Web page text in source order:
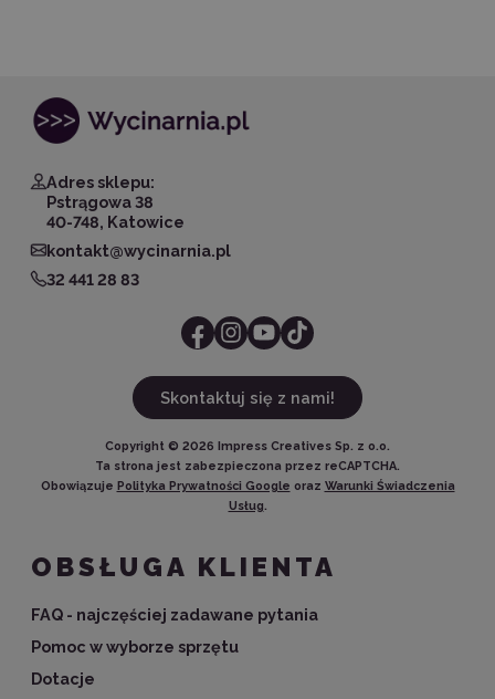
Adres sklepu:
Pstrągowa 38
40-748, Katowice
kontakt@wycinarnia.pl
32 441 28 83
Skontaktuj się z nami!
Copyright © 2026 Impress Creatives Sp. z o.o.
Ta strona jest zabezpieczona przez reCAPTCHA.
Obowiązuje Polityka Prywatności Google oraz Warunki Świadczenia
Usług.
OBSŁUGA KLIENTA
FAQ - najczęściej zadawane pytania
Pomoc w wyborze sprzętu
Dotacje